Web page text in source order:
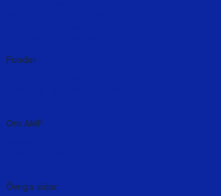
Fonder
Om AMF
Övriga sidor